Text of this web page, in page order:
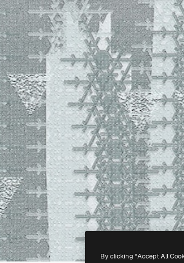
By clicking “Accept All